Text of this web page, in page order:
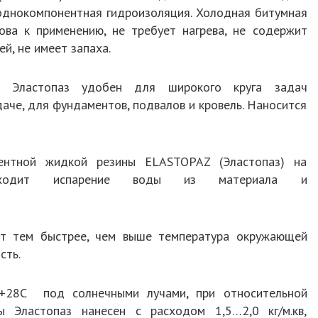
гидроизоляция. Холодная битумная
к применению, не требует нагрева, не содержит
не имеет запаха.
Эластопаз удобен для широкого круга задач
для фундаментов, подвалов и кровель. Наносится
жидкой резины ELASTOPAZ (Эластопаз) на
испарение воды из материала и
тем быстрее, чем выше температура окружающей
под солнечными лучами, при относительной
Эластопаз нанесен с расходом 1,5…2,0 кг/м.кв,